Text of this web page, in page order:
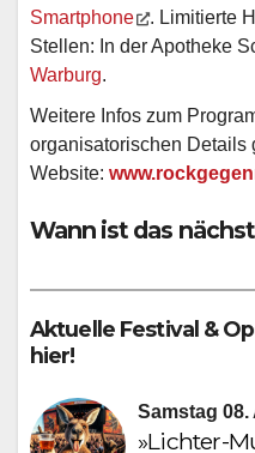
Smartphone
. Limitierte
Stellen: In der Apotheke
Warburg.
Weitere Infos zum
organisatorischen Details
Website:
Wann ist das
Aktuelle Festival &
hier!
Samstag
»Lichter-